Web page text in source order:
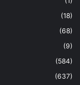
(18)
(68)
(9)
(584)
(637)